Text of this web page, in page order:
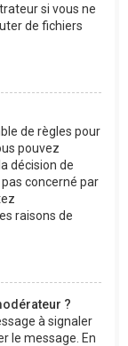
si vous ne
de fichiers
de règles pour
pouvez
décision de
pas concerné par
raisons de
?
à signaler
le message. En